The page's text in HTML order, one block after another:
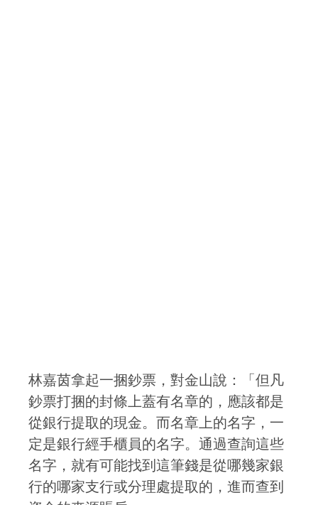
林嘉茵拿起一捆鈔票，對金山說：「但凡
鈔票打捆的封條上蓋有名章的，應該都是
從銀行提取的現金。而名章上的名字，一
定是銀行經手櫃員的名字。通過查詢這些
名字，就有可能找到這筆錢是從哪幾家銀
行的哪家支行或分理處提取的，進而查到